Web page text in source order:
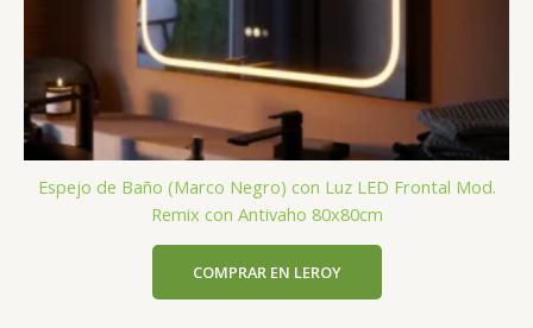
Espejo de Baño (Marco Negro) con Luz LED Frontal Mod.
Remix con Antivaho 80x80cm
COMPRAR EN LEROY